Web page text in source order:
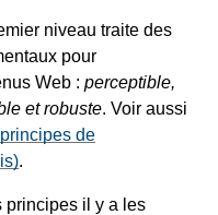
niveau traite des
pour
Web : perceptible,
et robuste. Voir aussi
de
.
il y a les